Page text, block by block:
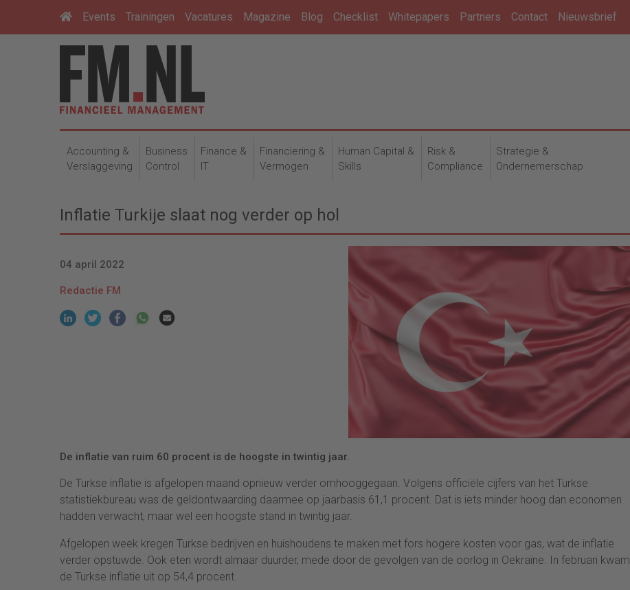
Events Trainingen Vacatures Magazine Blog Checklist Whitepapers Partners Contact Nieuwsbrief
Accounting &
Verslaggeving
Business
Control
Finance &
IT
Financiering &
Vermogen
Human Capital &
Skills
Risk &
Compliance
Strategie &
Ondernemerschap
Inflatie Turkije slaat nog verder op hol
04 april 2022
Redactie FM
De inflatie van ruim 60 procent is de hoogste in twintig jaar.
De Turkse inflatie is afgelopen maand opnieuw verder omhooggegaan. Volgens officiële cijfers van het Turkse
statistiekbureau was de geldontwaarding daarmee op jaarbasis 61,1 procent. Dat is iets minder hoog dan economen
hadden verwacht, maar wel een hoogste stand in twintig jaar.
Afgelopen week kregen Turkse bedrijven en huishoudens te maken met fors hogere kosten voor gas, wat de inflatie
verder opstuwde. Ook eten wordt almaar duurder, mede door de gevolgen van de oorlog in Oekraïne. In februari kwam
de Turkse inflatie uit op 54,4 procent.